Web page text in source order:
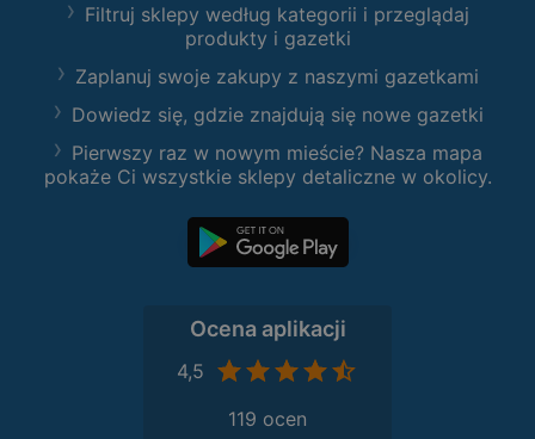
Filtruj sklepy według kategorii i przeglądaj
produkty i gazetki
Zaplanuj swoje zakupy z naszymi gazetkami
Dowiedz się, gdzie znajdują się nowe gazetki
Pierwszy raz w nowym mieście? Nasza mapa
pokaże Ci wszystkie sklepy detaliczne w okolicy.
Ocena aplikacji
4,5
119 ocen